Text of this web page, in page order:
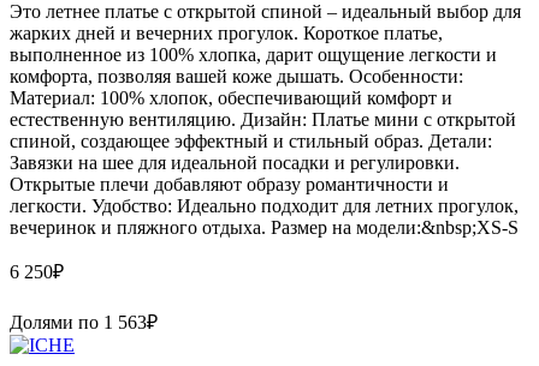
Это летнее платье с открытой спиной – идеальный выбор для
жарких дней и вечерних прогулок. Короткое платье,
выполненное из 100% хлопка, дарит ощущение легкости и
комфорта, позволяя вашей коже дышать. Особенности:
Материал: 100% хлопок, обеспечивающий комфорт и
естественную вентиляцию. Дизайн: Платье мини с открытой
спиной, создающее эффектный и стильный образ. Детали:
Завязки на шее для идеальной посадки и регулировки.
Открытые плечи добавляют образу романтичности и
легкости. Удобство: Идеально подходит для летних прогулок,
вечеринок и пляжного отдыха. Размер на модели:&nbsp;XS-S
6 250₽
Долями по 1 563₽